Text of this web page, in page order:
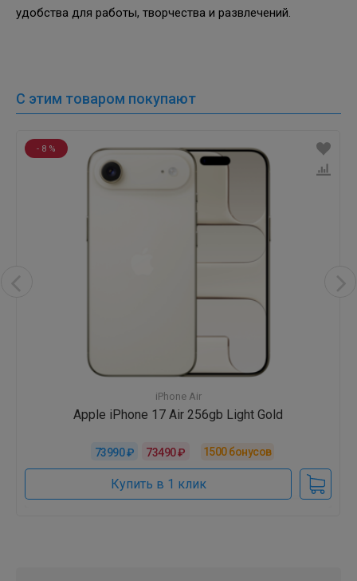
удобства для работы, творчества и развлечений.
С этим товаром покупают
- 8 %
iPhone Air
Apple iPhone 17 Air 256gb Light Gold
73990 ₽ 73490 ₽ 1500бонусов
Купить в 1 клик